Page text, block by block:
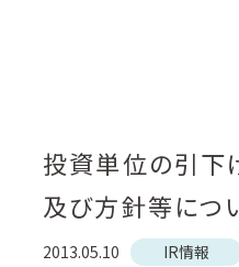
投資単位の引下
及び方針等につ
2013.05.10 IR情報